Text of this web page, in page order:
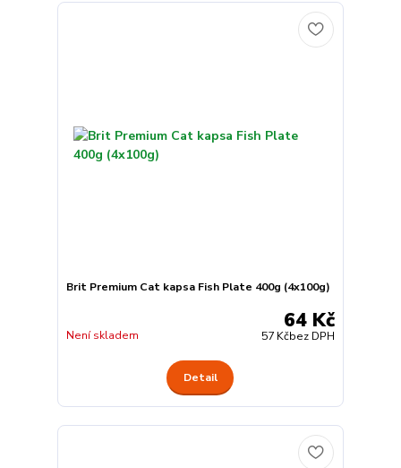
Brit Premium Cat kapsa Fish Plate 400g (4x100g)
64 Kč
57 Kčbez DPH
Není skladem
Detail